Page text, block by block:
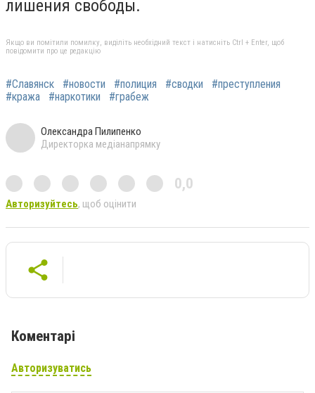
лишения свободы.
Якщо ви помітили помилку, виділіть необхідний текст і натисніть Ctrl + Enter, щоб
повідомити про це редакцію
#Славянск #новости #полиция #сводки
#преступления
#кража
#наркотики #грабеж
Олександра Пилипенко
Директорка медіанапрямку
0,0
Авторизуйтесь, щоб оцінити
Коментарі
Авторизуватись